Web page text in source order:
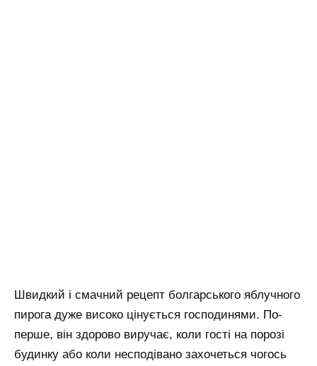
Швидкий і смачний рецепт болгарського яблучного
пирога дуже високо цінується господинями. По-
перше, він здорово виручає, коли гості на порозі
будинку або коли несподівано захочеться чогось